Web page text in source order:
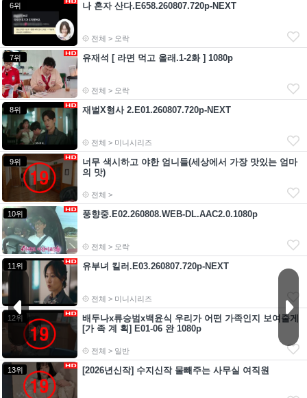
6위 나 혼자 산다.E658.260807.720p-NEXT
전체 > 오락
7위 유재석 [ 라면 먹고 올래.1-2화 ] 1080p
전체 > 오락
8위 재벌X형사 2.E01.260807.720p-NEXT
전체 > 미니시리즈
9위
너무 색시하고 야한 엄니들(세상에서 가장 맛있는 엄마
의 맛)
전체 >
10위 풍향중.E02.260808.WEB-DL.AAC2.0.1080p
전체 > 오락
11위 유부녀 킬러.E03.260807.720p-NEXT
전체 > 미니시리즈
12위
배두나x류승범x백윤식 우리가 어떤 가족인지 보여줄게
[가 족 계 획] E01-06 완 1080p
전체 > 일반
13위 [2026년신작] 수지신작 물빼주는 사무실 여직원